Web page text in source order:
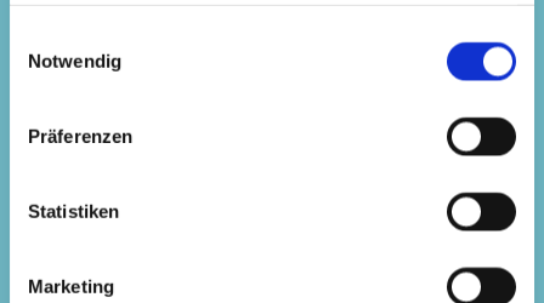
Notwendig
Präferenzen
Statistiken
Marketing